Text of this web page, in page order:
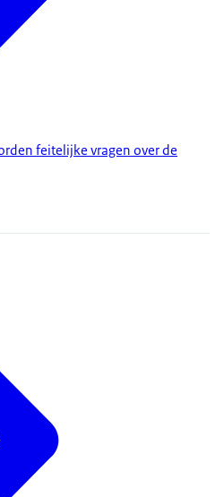
feitelijke vragen over de